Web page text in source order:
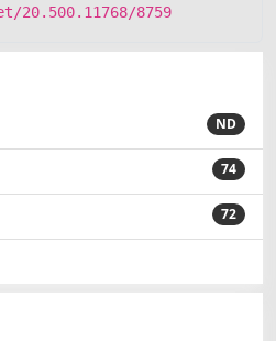
8759
ND
74
72